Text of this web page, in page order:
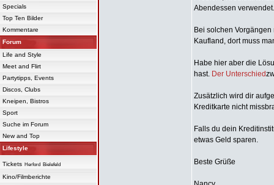
Specials
Top Ten Bilder
Kommentare
Forum
Life and Style
Meet and Flirt
Partytipps, Events
Discos, Clubs
Kneipen, Bistros
Sport
Suche im Forum
New and Top
Lifestyle
Tickets Herford Bielefeld
Kino/Filmberichte
Abendessen verwendet.
Bei solchen
Kaufland, dort muss
Habe hier aber die
hast. Der Unterschied
Zusätzlich wird dir
Kreditkarte nicht
Falls du dein
etwas Geld sparen.
Beste Grüße